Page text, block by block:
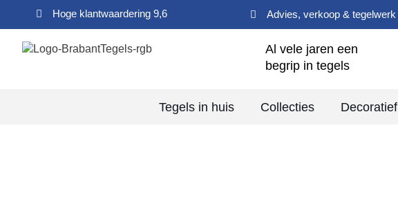
Hoge klantwaardering 9,6 Advies, verkoop & tegelwerk
Al vele jaren een
begrip in tegels
Tegels in huis Collecties Decoratief